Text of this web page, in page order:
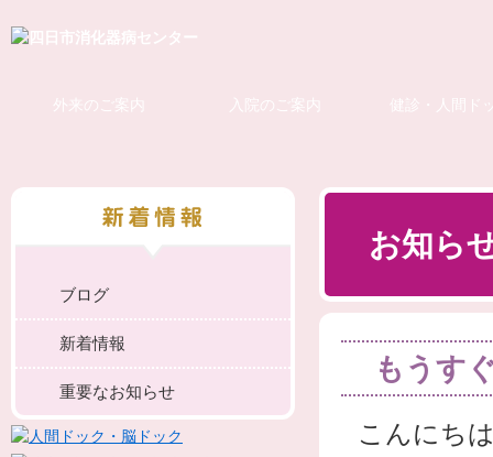
外来のご案内 入院のご案内 健診・人間ド
お知ら
もうす
こんにち
ブログ
新着情報
重要なお知らせ